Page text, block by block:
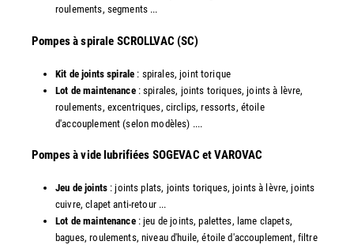
roulements, segments ...
​Pompes à spirale SCROLLVAC (SC)
Kit de joints spirale : spirales, joint torique
Lot de maintenance: spirales, joints toriques, joints à lèvre,
roulements, excentriques, circlips, ressorts, étoile
d'accouplement (selon modèles) ....
​Pompes à vide lubrifiées SOGEVAC et VAROVAC
Jeu de joints: joints plats, joints toriques, joints à lèvre, joints
cuivre, clapet anti-retour ...
Lot de maintenance: jeu de joints, palettes, lame clapets,
bagues, roulements, niveau d'huile, étoile d'accouplement, filtre